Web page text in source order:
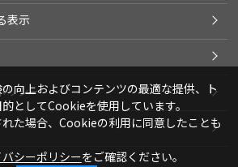
表示
リシー
向上およびコンテンツの最適な提供、ト
としてCookieを使用しています。
た場合、Cookieの利用に同意したことも
シーポリシーをご確認ください。